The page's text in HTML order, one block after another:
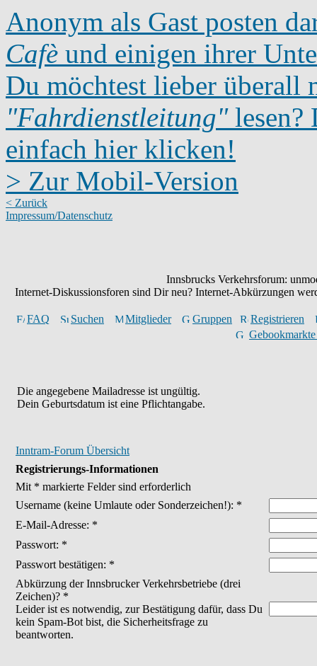
Anonym als Gast posten
Cafè und einigen ihrer
Du möchtest lieber überall
"Fahrdienstleitung"lesen?
einfach hier klicken!
> Zur Mobil-Version
< Zurück
Impressum/Datenschutz
Innsbrucks Verkehrsforum:
Internet-Diskussionsforen sind Dir neu? Internet-Abkürzungen
FAQ Suchen Mitglieder Gruppen
Registrieren
Die angegebene Mailadresse ist ungültig.
Dein Geburtsdatum ist eine Pflichtangabe.
Inntram-Forum Übersicht
Registrierungs-Informationen
Mit * markierte Felder sind erforderlich
Username (keine Umlaute oder Sonderzeichen!): *
E-Mail-Adresse: *
Passwort: *
Passwort bestätigen: *
Abkürzung der Innsbrucker Verkehrsbetriebe (drei
Zeichen)? *
Leider ist es notwendig, zur Bestätigung dafür, dass Du
kein Spam-Bot bist, die Sicherheitsfrage zu
beantworten.